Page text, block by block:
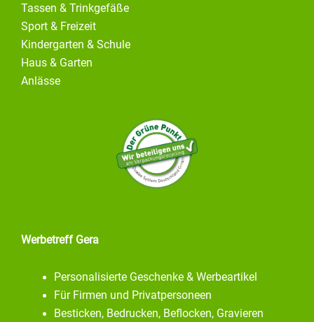
Tassen & Trinkgefäße
Sport & Freizeit
Kindergarten & Schule
Haus & Garten
Anlässe
Werbetreff Gera
Personalisierte Geschenke & Werbeartikel
Für Firmen und Privatpersoneen
Besticken, Bedrucken, Beflocken, Gravieren